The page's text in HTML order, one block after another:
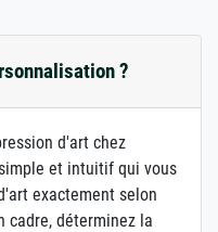
?
d'art chez
et intuitif qui vous
exactement selon
cadre, déterminez la